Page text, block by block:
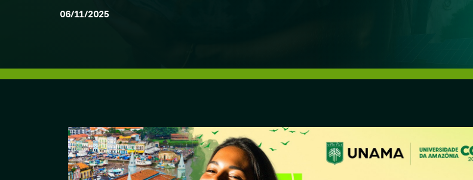
06/11/2025